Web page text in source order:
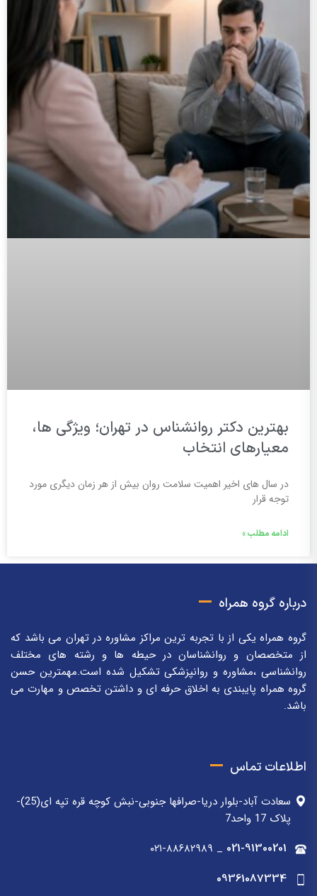
بهترین دکتر روانشناس در تهران؛ ویژگی ها،
معیارهای انتخاب
در سال های اخیر اهمیت سلامت روان بیش از هر زمان دیگری مورد
توجه قرار
ادامه مطلب »
درباره گروه همراه
گروه همراه یکی از با تجربه ترین مراکز مشاوره در تهران می باشد که
از متخصصان و روانشناسان در حیطه ها و رشته های مختلف
روانشناسی ،مشاوره و روانپزشکی تشکیل شده است.مهمترین حسن
گروه همراه پایبندی به اخلاق حرفه ای و داشتن تخصص و مهارت می
باشد.
اطلاعات تماس
سعادت آباد-بلوار دریا-صرافها جنوبی-نبش کوچه قره تپه ای(25)-
پلاک 17 واحد7
021-91300201
_ ۰۲۱-۸۸۶۸۲۹۸۹
09361087334